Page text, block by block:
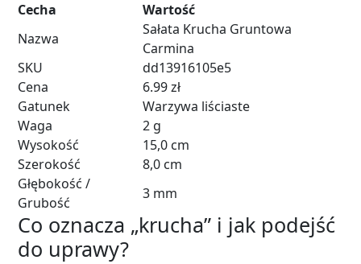
Cecha
Wartość
Nazwa
Sałata Krucha Gruntowa
Carmina
SKU
dd13916105e5
Cena
6.99 zł
Gatunek
Warzywa liściaste
Waga
2 g
Wysokość
15,0 cm
Szerokość
8,0 cm
Głębokość /
Grubość
3 mm
Co oznacza „krucha” i jak podejść
do uprawy?